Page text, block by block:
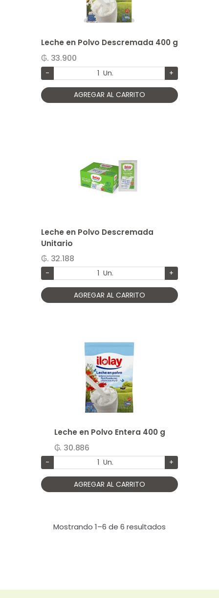
Leche en Polvo Descremada 400 g
₲. 33.900
- Un. +
AGREGAR AL CARRITO
Leche en Polvo Descremada
Unitario
₲. 32.188
- Un. +
AGREGAR AL CARRITO
Leche en Polvo Entera 400 g
₲. 30.886
- Un. +
AGREGAR AL CARRITO
Mostrando 1–6 de 6 resultados